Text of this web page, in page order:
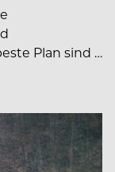
Plan sind …